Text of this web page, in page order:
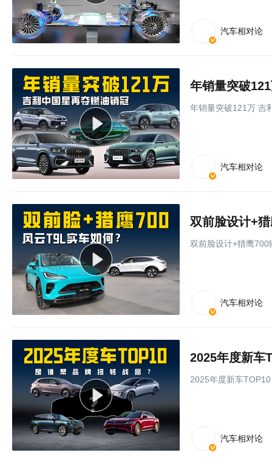
汽车相对论
年销量突破
年销量突破121万 吉
汽车相对论
双前脸设计+猎鹰
汽车相对论
2025年度新车
2025年度新车
汽车相对论